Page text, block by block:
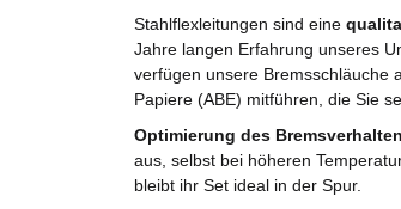
Stahlflexleitungen sind eine
Jahre langen Erfahrung unseres
verfügen unsere Bremsschläuche
Papiere (ABE) mitführen, die Sie
Optimierung des
aus, selbst bei höheren
bleibt ihr Set ideal in der Spur.